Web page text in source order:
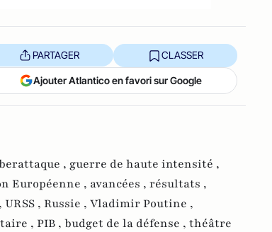
PARTAGER CLASSER
Ajouter Atlantico en favori sur Google
, guerre de haute intensité ,
Européenne , avancées , résultats ,
URSS , Russie , Vladimir Poutine ,
, PIB , budget de la défense , théâtre